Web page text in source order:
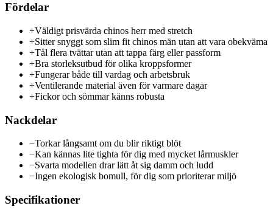
Fördelar
+Väldigt prisvärda chinos herr med stretch
+Sitter snyggt som slim fit chinos män utan att vara obekväma
+Tål flera tvättar utan att tappa färg eller passform
+Bra storleksutbud för olika kroppsformer
+Fungerar både till vardag och arbetsbruk
+Ventilerande material även för varmare dagar
+Fickor och sömmar känns robusta
Nackdelar
−Torkar långsamt om du blir riktigt blöt
−Kan kännas lite tighta för dig med mycket lårmuskler
−Svarta modellen drar lätt åt sig damm och ludd
−Ingen ekologisk bomull, för dig som prioriterar miljö
Specifikationer